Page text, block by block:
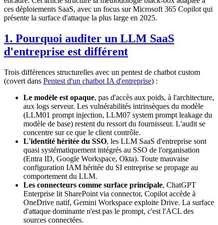
ces déploiements SaaS, avec un focus sur Microsoft 365 Copilot qui
présente la surface d'attaque la plus large en 2025.
1. Pourquoi auditer un LLM SaaS
d'entreprise est différent
Trois différences structurelles avec un pentest de chatbot custom
(covert dans Pentest d'un chatbot IA d'entreprise) :
Le modèle est opaque, pas d'accès aux poids, à l'architecture,
aux logs serveur. Les vulnérabilités intrinsèques du modèle
(LLM01 prompt injection, LLM07 system prompt leakage du
modèle de base) restent du ressort du fournisseur. L'audit se
concentre sur ce que le client contrôle.
L'identité héritée du SSO, les LLM SaaS d'entreprise sont
quasi systématiquement intégrés au SSO de l'organisation
(Entra ID, Google Workspace, Okta). Toute mauvaise
configuration IAM héritée du SI entreprise se propage au
comportement du LLM.
Les connecteurs comme surface principale, ChatGPT
Enterprise lit SharePoint via connector, Copilot accède à
OneDrive natif, Gemini Workspace exploite Drive. La surface
d'attaque dominante n'est pas le prompt, c'est l'ACL des
sources connectées.